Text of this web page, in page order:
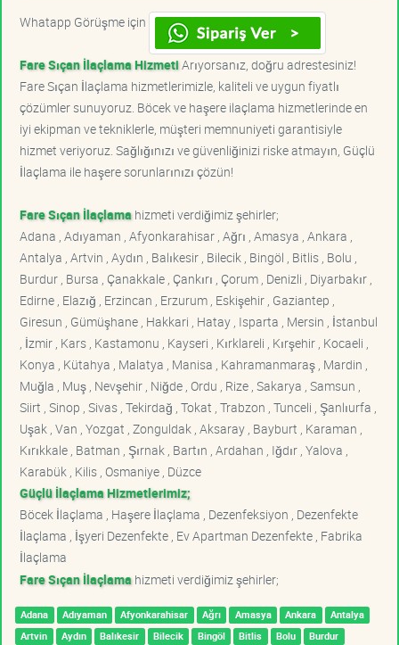
Whatapp Görüşme için
Fare Sıçan İlaçlama HizmetiArıyorsanız, doğru adrestesiniz!
Fare Sıçan İlaçlama hizmetlerimizle, kaliteli ve uygun fiyatlı
çözümler sunuyoruz. Böcek ve haşere ilaçlama hizmetlerinde en
iyi ekipman ve tekniklerle, müşteri memnuniyeti garantisiyle
hizmet veriyoruz. Sağlığınızı ve güvenliğinizi riske atmayın, Güçlü
İlaçlama ile haşere sorunlarınızı çözün!
Fare Sıçan İlaçlama hizmeti verdiğimiz şehirler;
Adana , Adıyaman , Afyonkarahisar , Ağrı , Amasya , Ankara ,
Antalya , Artvin , Aydın , Balıkesir , Bilecik , Bingöl , Bitlis , Bolu ,
Burdur , Bursa , Çanakkale , Çankırı , Çorum , Denizli , Diyarbakır ,
Edirne , Elazığ , Erzincan , Erzurum , Eskişehir , Gaziantep ,
Giresun , Gümüşhane , Hakkari , Hatay , Isparta , Mersin , İstanbul
, İzmir , Kars , Kastamonu , Kayseri , Kırklareli , Kırşehir , Kocaeli ,
Konya , Kütahya , Malatya , Manisa , Kahramanmaraş , Mardin ,
Muğla , Muş , Nevşehir , Niğde , Ordu , Rize , Sakarya , Samsun ,
Siirt , Sinop , Sivas , Tekirdağ , Tokat , Trabzon , Tunceli , Şanlıurfa ,
Uşak , Van , Yozgat , Zonguldak , Aksaray , Bayburt , Karaman ,
Kırıkkale , Batman , Şırnak , Bartın , Ardahan , Iğdır , Yalova ,
Karabük , Kilis , Osmaniye , Düzce
Güçlü İlaçlama Hizmetlerimiz;
Böcek İlaçlama , Haşere İlaçlama , Dezenfeksiyon , Dezenfekte
İlaçlama , İşyeri Dezenfekte , Ev Apartman Dezenfekte , Fabrika
İlaçlama
Fare Sıçan İlaçlama hizmeti verdiğimiz şehirler;
Adana Adıyaman Afyonkarahisar Ağrı Amasya Ankara
Antalya
Artvin
Aydın Balıkesir Bilecik Bingöl Bitlis Bolu Burdur